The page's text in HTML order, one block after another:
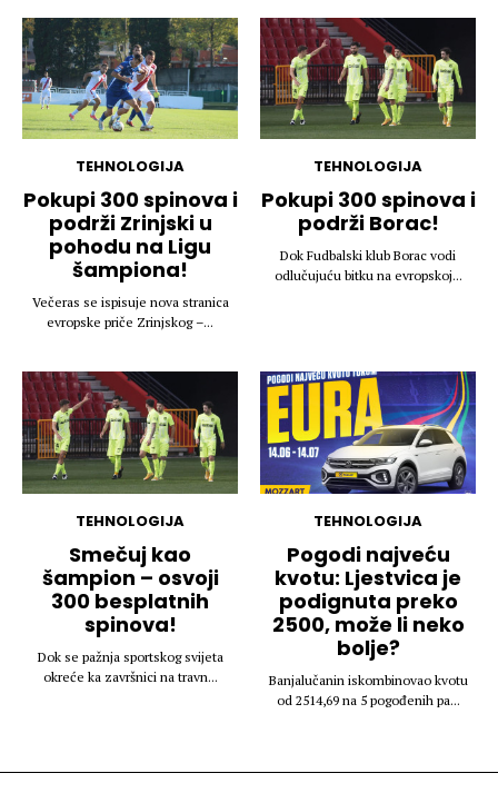
TEHNOLOGIJA
Pokupi 300 spinova i
podrži Zrinjski u
pohodu na Ligu
šampiona!
Večeras se ispisuje nova stranica
evropske priče Zrinjskog –...
TEHNOLOGIJA
Pokupi 300 spinova i
podrži Borac!
Dok Fudbalski klub Borac vodi
odlučujuću bitku na evropskoj...
TEHNOLOGIJA
Smečuj kao
šampion – osvoji
300 besplatnih
spinova!
Dok se pažnja sportskog svijeta
okreće ka završnici na travn...
TEHNOLOGIJA
Pogodi najveću
kvotu: Ljestvica je
podignuta preko
2500, može li neko
bolje?
Banjalučanin iskombinovao kvotu
od 2514,69 na 5 pogođenih pa...